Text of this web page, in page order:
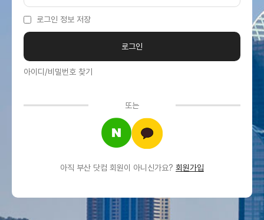
로그인 정보 저장
아이디/비밀번호 찾기
또는
아직 부산 닷컴 회원이 아니신가요? 회원가입